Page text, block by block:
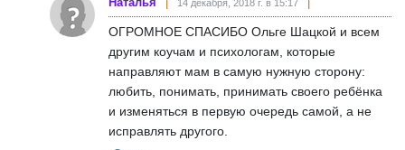
14 декабря, 2018 г. в 15:17
ОГРОМНОЕ СПАСИБО Ольге Шацкой и всем
другим коучам и психологам, которые
направляют мам в самую нужную сторону:
любить, понимать, принимать своего ребёнка
и изменяться в первую очередь самой, а не
исправлять другого.